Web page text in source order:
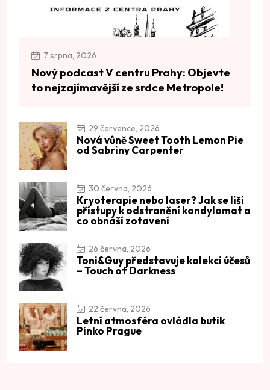
7 srpna, 2026
Nový podcast V centru Prahy: Objevte
to nejzajímavější ze srdce Metropole!
29 července, 2026
Nová vůně Sweet Tooth Lemon Pie
od Sabriny Carpenter
30 června, 2026
Kryoterapie nebo laser? Jak se liší
přístupy k odstranění kondylomat a
co obnáší zotavení
26 června, 2026
Toni&Guy představuje kolekci účesů
– Touch of Darkness
22 června, 2026
Letní atmosféra ovládla butik
Pinko Prague